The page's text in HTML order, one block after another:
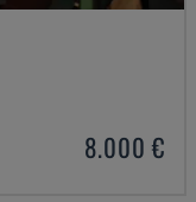
8.000 €